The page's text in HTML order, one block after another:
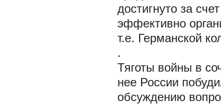
достигнуто за
эффективно
т.е. Германской
.
Тяготы войны в
нее России
обсуждению